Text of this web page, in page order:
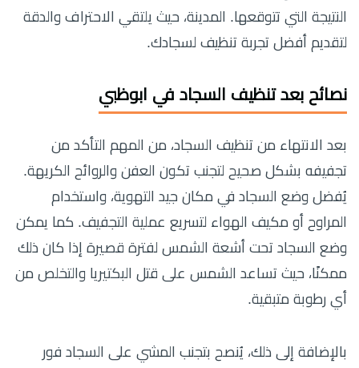
النتيجة التي تتوقعها. المدينة، حيث يلتقي الاحتراف والدقة
لتقديم أفضل تجربة تنظيف لسجادك.
نصائح بعد تنظيف السجاد في ابوظبي
بعد الانتهاء من تنظيف السجاد، من المهم التأكد من
تجفيفه بشكل صحيح لتجنب تكون العفن والروائح الكريهة.
يُفضل وضع السجاد في مكان جيد التهوية، واستخدام
المراوح أو مكيف الهواء لتسريع عملية التجفيف. كما يمكن
وضع السجاد تحت أشعة الشمس لفترة قصيرة إذا كان ذلك
ممكنًا، حيث تساعد الشمس على قتل البكتيريا والتخلص من
أي رطوبة متبقية.
بالإضافة إلى ذلك، يُنصح بتجنب المشي على السجاد فور